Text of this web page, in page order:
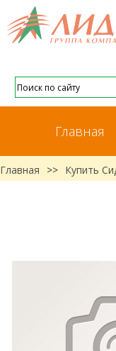
Главная
Главная >> Купить